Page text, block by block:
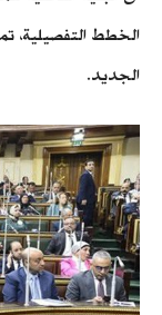
الخطط التفصيلية،
الجديد.